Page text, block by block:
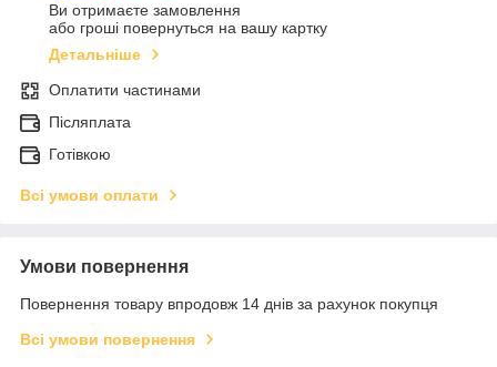
Ви отримаєте замовлення
або гроші повернуться на вашу картку
Детальніше
Оплатити частинами
Післяплата
Готівкою
Всі умови оплати
Умови повернення
Повернення товару впродовж 14 днів за рахунок покупця
Всі умови повернення